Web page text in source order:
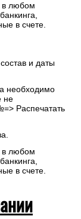
в любом
в счете.
и даты
необходимо
не
Распечатать
в любом
в счете.